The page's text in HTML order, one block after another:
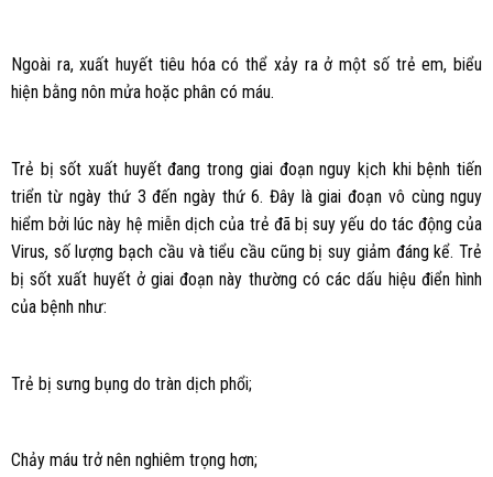
Ngoài ra, xuất huyết tiêu hóa có thể xảy ra ở một số trẻ em, biểu
hiện bằng nôn mửa hoặc phân có máu.
Trẻ bị sốt xuất huyết đang trong giai đoạn nguy kịch khi bệnh tiến
triển từ ngày thứ 3 đến ngày thứ 6. Đây là giai đoạn vô cùng nguy
hiểm bởi lúc này hệ miễn dịch của trẻ đã bị suy yếu do tác động của
Virus, số lượng bạch cầu và tiểu cầu cũng bị suy giảm đáng kể. Trẻ
bị sốt xuất huyết ở giai đoạn này thường có các dấu hiệu điển hình
của bệnh như:
Trẻ bị sưng bụng do tràn dịch phổi;
Chảy máu trở nên nghiêm trọng hơn;